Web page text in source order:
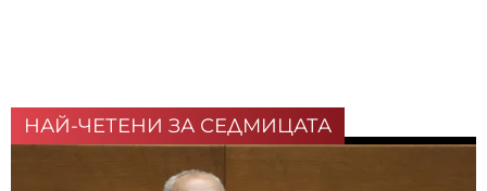
НАЙ-ЧЕТЕНИ ЗА СЕДМИЦАТА